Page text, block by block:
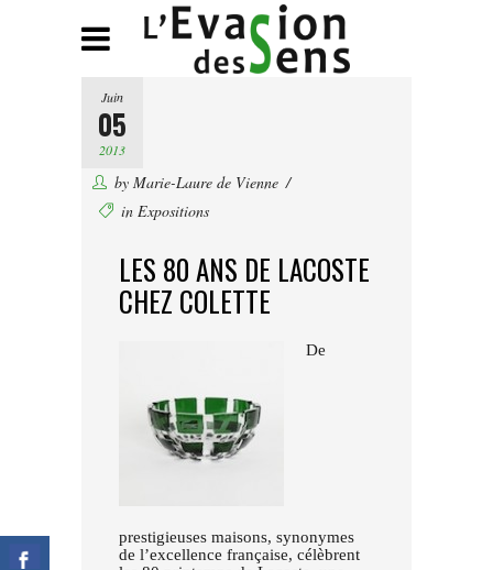
Juin
05
2013
by Marie-Laure de Vienne
in Expositions
LES 80 ANS DE LACOSTE
CHEZ COLETTE
De
prestigieuses maisons, synonymes
de l’excellence française, célèbrent